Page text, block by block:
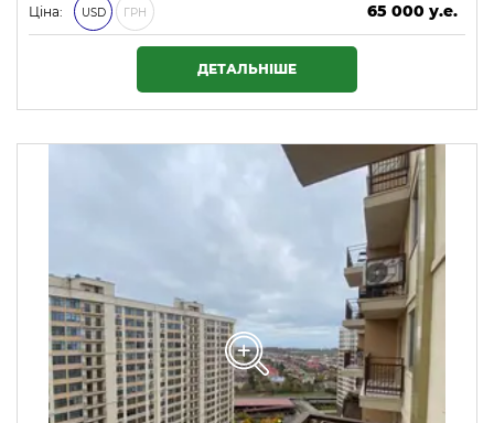
Ціна: USD ГРН
65 000 у.е.
2 795 000 ₴
ДЕТАЛЬНІШЕ